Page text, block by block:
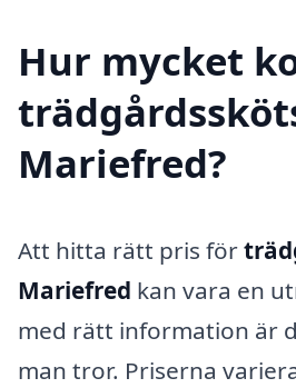
Hur mycket
Mariefred?
Att hitta rätt pris för
Mariefred kan vara en
med rätt information är
man tror. Priserna